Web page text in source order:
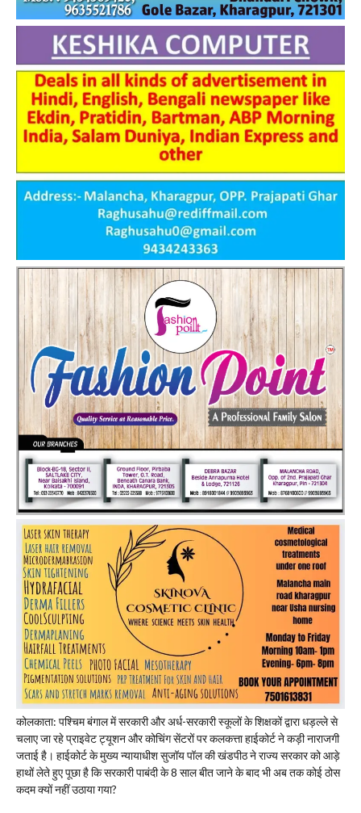
कोलकाता: पश्चिम बंगाल में सरकारी और अर्ध-सरकारी स्कूलों के शिक्षकों द्वारा धड़ल्ले से
चलाए जा रहे प्राइवेट ट्यूशन और कोचिंग सेंटरों पर कलकत्ता हाईकोर्ट ने कड़ी नाराजगी
जताई है। हाईकोर्ट के मुख्य न्यायाधीश सुजॉय पॉल की खंडपीठ ने राज्य सरकार को आड़े
हाथों लेते हुए पूछा है कि सरकारी पाबंदी के 8 साल बीत जाने के बाद भी अब तक कोई ठोस
कदम क्यों नहीं उठाया गया?